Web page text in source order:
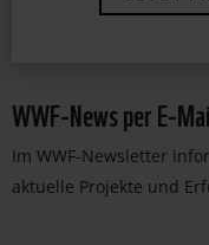
WWF-News per E-
Im WWF-Newsletter
aktuelle Projekte und